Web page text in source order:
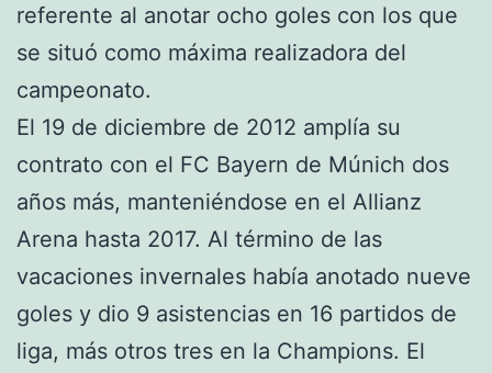
referente al anotar ocho goles con los que
se situó como máxima realizadora del
campeonato.
El 19 de diciembre de 2012 amplía su
contrato con el FC Bayern de Múnich dos
años más, manteniéndose en el Allianz
Arena hasta 2017. Al término de las
vacaciones invernales había anotado nueve
goles y dio 9 asistencias en 16 partidos de
liga, más otros tres en la Champions. El